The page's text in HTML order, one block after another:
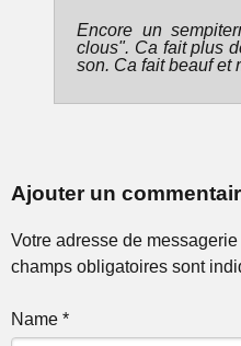
Encore un
clous". Ca fait plus
son. Ca fait beauf et
Ajouter un
Votre adresse de
champs obligatoires sont
Name *